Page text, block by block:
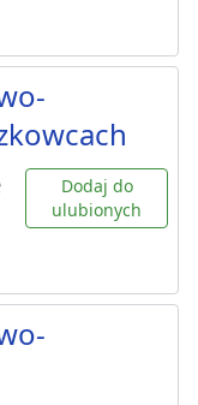
Dodaj do
ulubionych